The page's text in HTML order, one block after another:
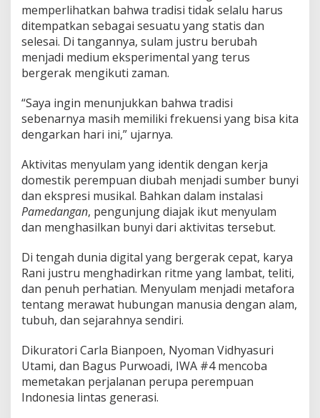
memperlihatkan bahwa tradisi tidak selalu harus
ditempatkan sebagai sesuatu yang statis dan
selesai. Di tangannya, sulam justru berubah
menjadi medium eksperimental yang terus
bergerak mengikuti zaman.
“Saya ingin menunjukkan bahwa tradisi
sebenarnya masih memiliki frekuensi yang bisa kita
dengarkan hari ini,” ujarnya.
Aktivitas menyulam yang identik dengan kerja
domestik perempuan diubah menjadi sumber bunyi
dan ekspresi musikal. Bahkan dalam instalasi
Pamedangan, pengunjung diajak ikut menyulam
dan menghasilkan bunyi dari aktivitas tersebut.
Di tengah dunia digital yang bergerak cepat, karya
Rani justru menghadirkan ritme yang lambat, teliti,
dan penuh perhatian. Menyulam menjadi metafora
tentang merawat hubungan manusia dengan alam,
tubuh, dan sejarahnya sendiri.
Dikuratori Carla Bianpoen, Nyoman Vidhyasuri
Utami, dan Bagus Purwoadi, IWA #4 mencoba
memetakan perjalanan perupa perempuan
Indonesia lintas generasi.